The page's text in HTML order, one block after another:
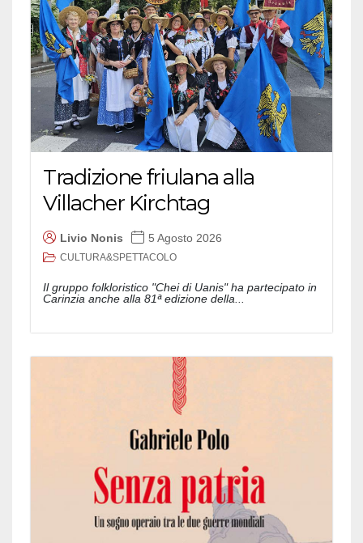
Tradizione friulana alla
Villacher Kirchtag
Livio Nonis 5 Agosto 2026
CULTURA&SPETTACOLO
Il gruppo folkloristico "Chei di Uanis" ha partecipato in
Carinzia anche alla 81ª edizione della...